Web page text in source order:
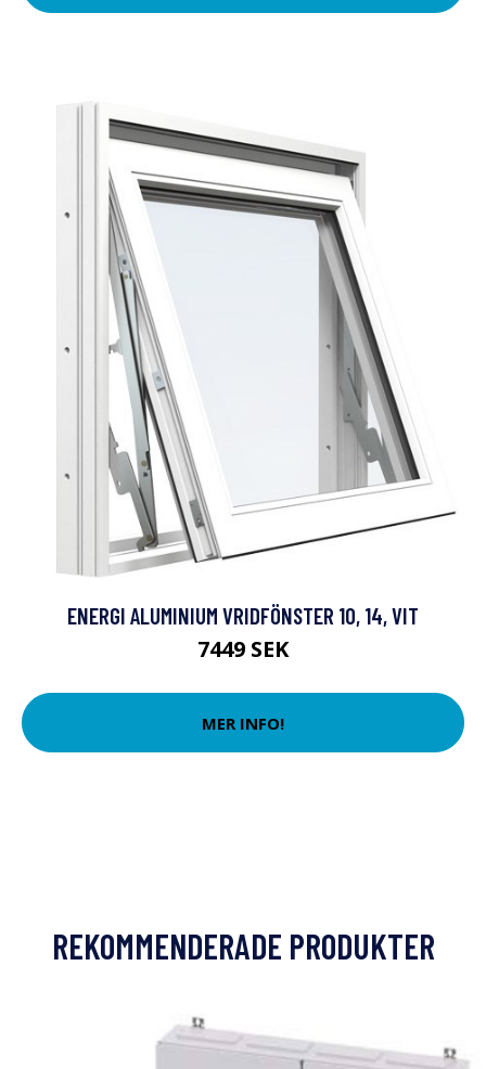
ENERGI ALUMINIUM VRIDFÖNSTER 10, 14, VIT
7449 SEK
MER INFO!
REKOMMENDERADE PRODUKTER